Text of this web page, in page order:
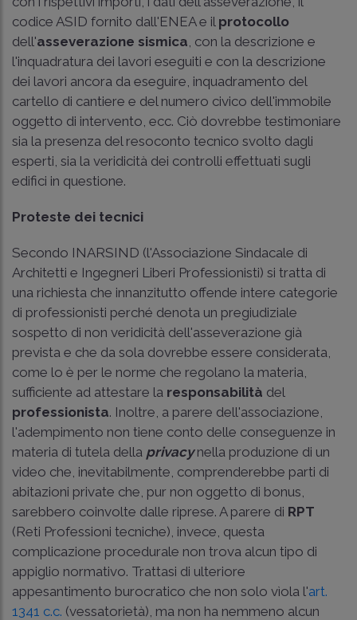
codice ASID fornito dall'ENEA e il protocollo
dell'asseverazione sismica , con la descrizione e
l'inquadratura dei lavori eseguiti e con la descrizione
dei lavori ancora da eseguire, inquadramento del
cartello di cantiere e del numero civico dell'immobile
oggetto di intervento, ecc. Ciò dovrebbe testimoniare
sia la presenza del resoconto tecnico svolto dagli
esperti, sia la veridicità dei controlli effettuati sugli
edifici in questione.
Proteste dei tecnici
Secondo INARSIND (l'Associazione Sindacale di
Architetti e Ingegneri Liberi Professionisti) si tratta di
una richiesta che innanzitutto offende intere categorie
di professionisti perché denota un pregiudiziale
sospetto di non veridicità dell'asseverazione già
prevista e che da sola dovrebbe essere considerata,
come lo è per le norme che regolano la materia,
sufficiente ad attestare la responsabilità del
professionista. Inoltre, a parere dell'associazione,
l'adempimento non tiene conto delle conseguenze in
materia di tutela della privacynella produzione di un
video che, inevitabilmente, comprenderebbe parti di
abitazioni private che, pur non oggetto di bonus,
sarebbero coinvolte dalle riprese. A parere di RPT
(Reti Professioni tecniche), invece, questa
complicazione procedurale non trova alcun tipo di
appiglio normativo. Trattasi di ulteriore
appesantimento burocratico che non solo vìola l'art.
1341 c.c. (vessatorietà), ma non ha nemmeno alcun